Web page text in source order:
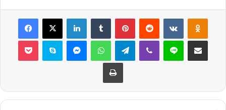
Facebook
X LinkedInTumblr PinterestReddit VKontakte
Pocket Skype MessengerWhatsAppTelegramViber Line E-Posta ile
Yazdır